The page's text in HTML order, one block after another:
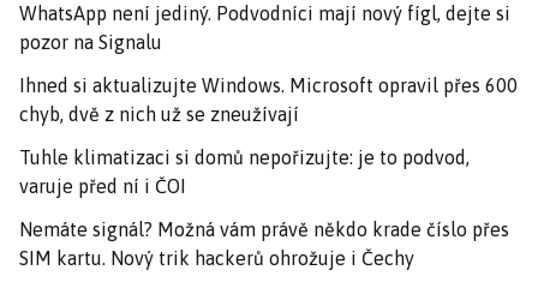
WhatsApp není jediný. Podvodníci mají nový fígl, dejte si
pozor na Signalu
Ihned si aktualizujte Windows. Microsoft opravil přes 600
chyb, dvě z nich už se zneužívají
Tuhle klimatizaci si domů nepořizujte: je to podvod,
varuje před ní i ČOI
Nemáte signál? Možná vám právě někdo krade číslo přes
SIM kartu. Nový trik hackerů ohrožuje i Čechy